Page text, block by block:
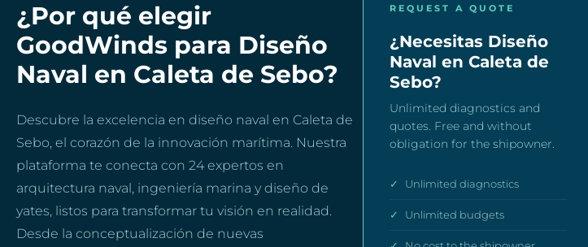
¿Por qué elegir
GoodWinds para Diseño
Naval en Caleta de Sebo?
Descubre la excelencia en diseño naval en Caleta de
Sebo, el corazón de la innovación marítima. Nuestra
plataforma te conecta con 24 expertos en
arquitectura naval, ingeniería marina y diseño de
yates, listos para transformar tu visión en realidad.
Desde la conceptualización de nuevas
REQUEST A QUOTE
¿Necesitas Diseño
Naval en Caleta de
Sebo?
Unlimited diagnostics and
quotes. Free and without
obligation for the shipowner.
✓ Unlimited diagnostics
✓ Unlimited budgets